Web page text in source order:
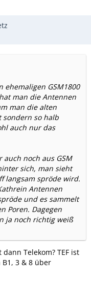
GSM1800
man die Antennen
man die alten
so halb
auch nur das
noch aus GSM
sich, man sieht
langsam spröde wird.
Antennen
und es sammelt
Poren. Dagegen
ja noch richtig weiß
Telekom? TEF ist
3 & 8 über